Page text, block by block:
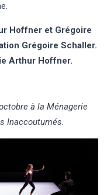
Hoffner et Grégoire
Grégoire Schaller.
Arthur Hoffner.
à la Ménagerie
Inaccoutumés.